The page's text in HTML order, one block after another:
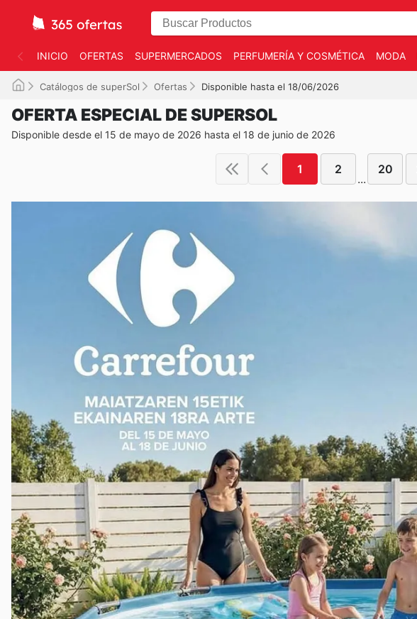
INICIO OFERTAS SUPERMERCADOS PERFUMERÍA Y COSMÉTICA MODA
Catálogos de superSol Ofertas Disponible hasta el 18/06/2026
OFERTA ESPECIAL DE SUPERSOL
Disponible desde el 15 de mayo de 2026 hasta el 18 de junio de 2026
1 2
...
20